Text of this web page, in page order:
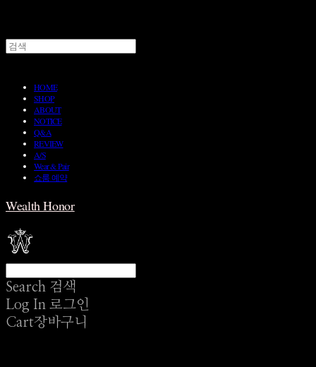
HOME
SHOP
ABOUT
NOTICE
Q&A
REVIEW
A/S
Wear & Pair
쇼룸 예약
Wealth Honor
Search 검색
Log In 로그인
Cart장바구니